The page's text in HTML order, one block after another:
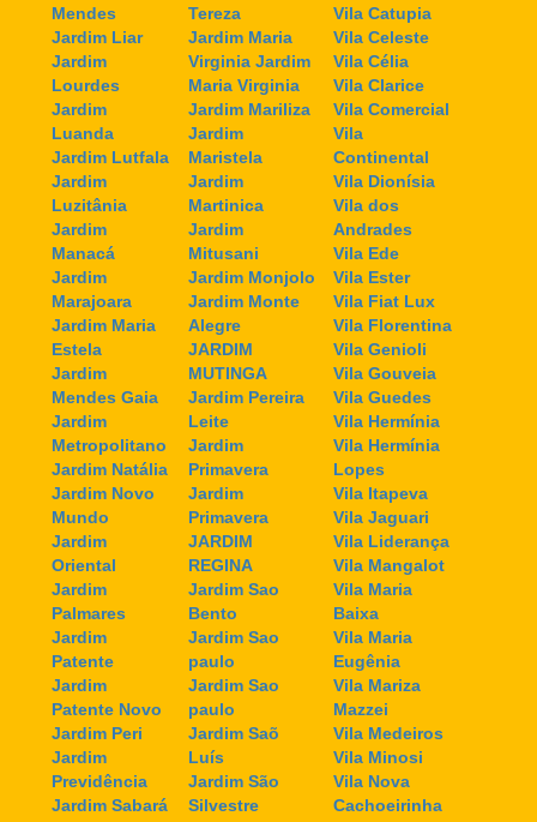
Mendes
Jardim Liar
Jardim
Lourdes
Jardim
Luanda
Jardim Lutfala
Jardim
Luzitânia
Jardim
Manacá
Jardim
Marajoara
Jardim Maria
Estela
Jardim
Mendes Gaia
Jardim
Metropolitano
Jardim Natália
Jardim Novo
Mundo
Jardim
Oriental
Jardim
Palmares
Jardim
Patente
Jardim
Patente Novo
Jardim Peri
Jardim
Previdência
Jardim Sabará
Tereza
Jardim Maria
Virginia Jardim
Maria Virginia
Jardim Mariliza
Jardim
Maristela
Jardim
Martinica
Jardim
Mitusani
Jardim Monjolo
Jardim Monte
Alegre
JARDIM
MUTINGA
Jardim Pereira
Leite
Jardim
Primavera
Jardim
Primavera
JARDIM
REGINA
Jardim Sao
Bento
Jardim Sao
paulo
Jardim Sao
paulo
Jardim Saõ
Luís
Jardim São
Silvestre
Vila Catupia
Vila Celeste
Vila Célia
Vila Clarice
Vila Comercial
Vila
Continental
Vila Dionísia
Vila dos
Andrades
Vila Ede
Vila Ester
Vila Fiat Lux
Vila Florentina
Vila Genioli
Vila Gouveia
Vila Guedes
Vila Hermínia
Vila Hermínia
Lopes
Vila Itapeva
Vila Jaguari
Vila Liderança
Vila Mangalot
Vila Maria
Baixa
Vila Maria
Eugênia
Vila Mariza
Mazzei
Vila Medeiros
Vila Minosi
Vila Nova
Cachoeirinha